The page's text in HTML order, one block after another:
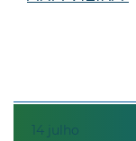
14 julho